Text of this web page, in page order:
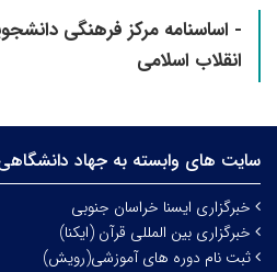
- اساسنامه مرکز فرهنگی
انقلاب اسلامی
سایت های وابسته به جهاد
خبرگزاری ایسنا خراسان جنوبی
خبرگزاری بین المللی قرآن (ایکنا)
ثبت نام دوره های آموزشی(رویش)